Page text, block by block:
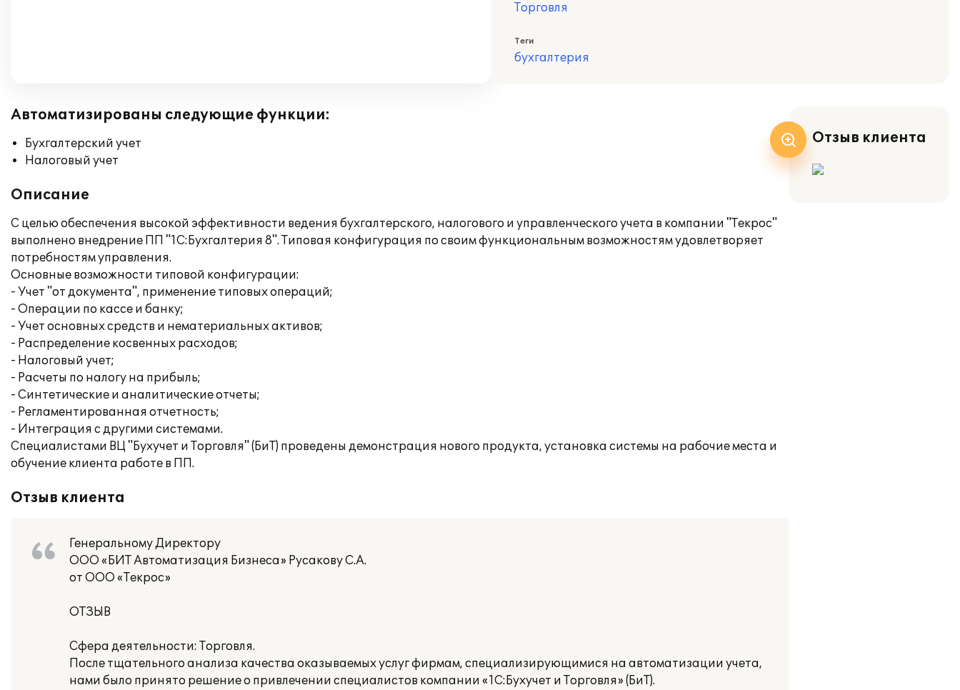
Торговля
Теги
бухгалтерия
Автоматизированы следующие функции:
Бухгалтерский учет
Налоговый учет
Описание
С целью обеспечения высокой эффективности ведения бухгалтерского, налогового и управленческого учета в компании "Текрос"
выполнено внедрение ПП "1С:Бухгалтерия 8". Типовая конфигурация по своим функциональным возможностям удовлетворяет
потребностям управления.
Основные возможности типовой конфигурации:
- Учет "от документа", применение типовых операций;
- Операции по кассе и банку;
- Учет основных средств и нематериальных активов;
- Распределение косвенных расходов;
- Налоговый учет;
- Расчеты по налогу на прибыль;
- Синтетические и аналитические отчеты;
- Регламентированная отчетность;
- Интеграция с другими системами.
Специалистами ВЦ "Бухучет и Торговля" (БиТ) проведены демонстрация нового продукта, установка системы на рабочие места и
обучение клиента работе в ПП.
Отзыв клиента
Генеральному Директору
ООО «БИТ Автоматизация Бизнеса» Русакову С.А.
от ООО «Текрос»
ОТЗЫВ
Сфера деятельности: Торговля.
После тщательного анализа качества оказываемых услуг фирмам, специализирующимися на автоматизации учета,
нами было принято решение о привлечении специалистов компании «1С:Бухучет и Торговля» (БиТ).
Отзыв клиента